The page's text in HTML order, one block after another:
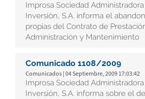
Improsa Sociedad
Inversión, S.A. informa el
propias del Contrato de
Administración y Mantenimiento
Comunicado 1108/2009
Comunicados | 04 Septiembre, 2009 17:03:42
Improsa Sociedad
Inversión, S.A. informa sobre el